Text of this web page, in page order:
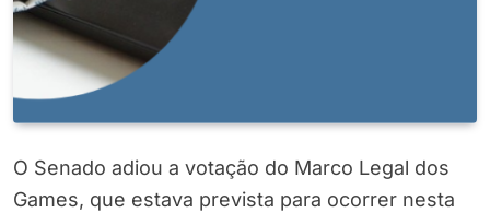
O Senado adiou a votação do Marco Legal dos
Games, que estava prevista para ocorrer nesta